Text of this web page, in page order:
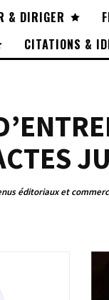
& DIRIGER
CITATIONS &
éditoriaux et